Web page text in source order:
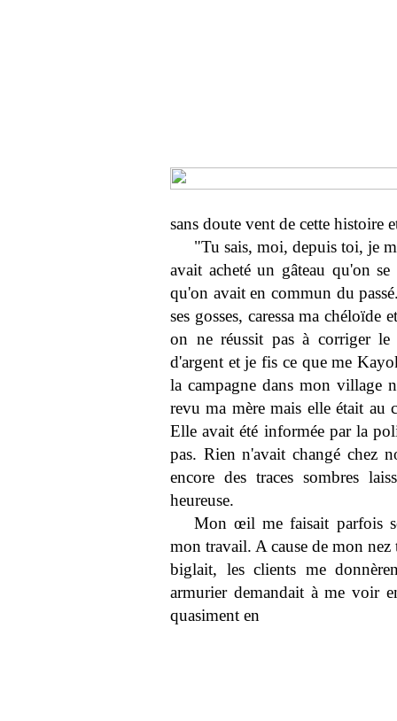
sans doute vent de cette histoire
"Tu sais, moi, depuis toi, je
avait acheté un gâteau qu'on
qu'on avait en commun du
ses gosses, caressa ma
on ne réussit pas à corriger
d'argent et je fis ce que me
la campagne dans mon village
revu ma mère mais elle était au
Elle avait été informée par la
pas. Rien n'avait changé chez
encore des traces sombres
heureuse.
Mon œil me faisait parfois
mon travail. A cause de mon
biglait, les clients me
armurier demandait à me voir
quasiment en